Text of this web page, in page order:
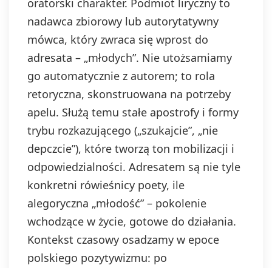
oratorski charakter. Podmiot liryczny to
nadawca zbiorowy lub autorytatywny
mówca, który zwraca się wprost do
adresata – „młodych”. Nie utożsamiamy
go automatycznie z autorem; to rola
retoryczna, skonstruowana na potrzeby
apelu. Służą temu stałe apostrofy i formy
trybu rozkazującego („szukajcie”, „nie
depczcie”), które tworzą ton mobilizacji i
odpowiedzialności. Adresatem są nie tyle
konkretni rówieśnicy poety, ile
alegoryczna „młodość” – pokolenie
wchodzące w życie, gotowe do działania.
Kontekst czasowy osadzamy w epoce
polskiego pozytywizmu: po